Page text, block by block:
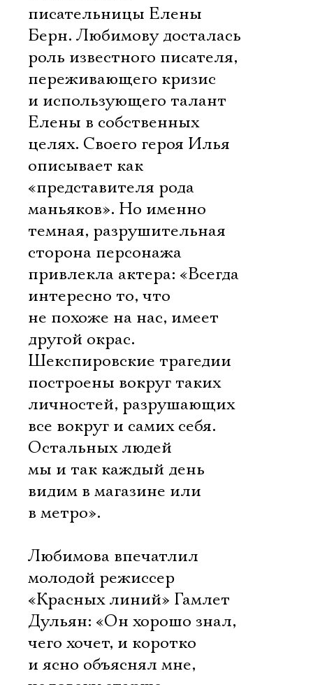
писательницы Елены
Берн. Любимову досталась
роль известного писателя,
переживающего кризис
и использующего талант
Елены в собственных
целях. Своего героя Илья
описывает как
«представителя рода
маньяков». Но именно
темная, разрушительная
сторона персонажа
привлекла актера: «Всегда
интересно то, что
не похоже на нас, имеет
другой окрас.
Шекспировские трагедии
построены вокруг таких
личностей, разрушающих
все вокруг и самих себя.
Остальных людей
мы и так каждый день
видим в магазине или
в метро».
Любимова впечатлил
молодой режиссер
«Красных линий» Гамлет
Дульян: «Он хорошо знал,
чего хочет, и коротко
и ясно объяснял мне,